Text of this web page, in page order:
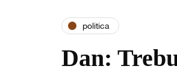
politica
Dan: